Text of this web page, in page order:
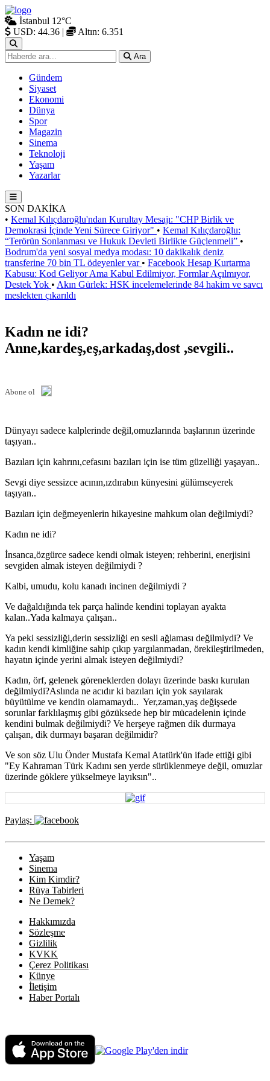
İstanbul 12°C
USD: 44.36 | Altın: 6.351
Ara
Gündem
Siyaset
Ekonomi
Dünya
Spor
Magazin
Sinema
Teknoloji
Yaşam
Yazarlar
SON DAKİKA
• Kemal Kılıçdaroğlu'ndan Kurultay Mesajı: "CHP Birlik ve
Demokrasi İçinde Yeni Sürece Giriyor" • Kemal Kılıçdaroğlu:
“Terörün Sonlanması ve Hukuk Devleti Birlikte Güçlenmeli” •
Bodrum'da yeni sosyal medya modası: 10 dakikalık deniz
transferine 70 bin TL ödeyenler var • Facebook Hesap Kurtarma
Kabusu: Kod Geliyor Ama Kabul Edilmiyor, Formlar Açılmıyor,
Destek Yok • Akın Gürlek: HSK incelemelerinde 84 hakim ve savcı
meslekten çıkarıldı
Kadın ne idi?
Anne,kardeş,eş,arkadaş,dost ,sevgili..
Abone ol
Dünyayı sadece kalplerinde değil,omuzlarında başlarının üzerinde
taşıyan..
Bazıları için kahrını,cefasını bazıları için ise tüm güzelliği yaşayan..
Sevgi diye sessizce acının,ızdırabın künyesini gülümseyerek
taşıyan..
Bazıları için değmeyenlerin hikayesine mahkum olan değilmiydi?
Kadın ne idi?
İnsanca,özgürce sadece kendi olmak isteyen; rehberini, enerjisini
sevgiden almak isteyen değilmiydi ?
Kalbi, umudu, kolu kanadı incinen değilmiydi ?
Ve dağaldığında tek parça halinde kendini toplayan ayakta
kalan..Yada kalmaya çalışan..
Ya peki sessizliği,derin sessizliği en sesli ağlaması değilmiydi? Ve
kadın kendi kimliğine sahip çıkıp yargılanmadan, örekileştirilmeden,
hayatın içinde yerini almak isteyen değilmiydi?
Kadın, örf, gelenek göreneklerden dolayı ūzerinde baskı kurulan
değilmiydi?Aslında ne acıdır ki bazıları için yok sayılarak
büyütülme ve kendin olamamaydı.. Yer,zaman,yaş değişsede
sorunlar farklılaşmış gibi gözüksede hep bir mücadelenin içinde
kendini bulmak değilmiydi? Ve herşeye rağmen dik durmaya
çalışan, dik durmayı başaran değilmidir?
Ve son söz Ulu Önder Mustafa Kemal Atatürk'ün ifade ettiği gibi
"Ey Kahraman Türk Kadını sen yerde sürüklenmeye değil, omuzlar
üzerinde göklere yükselmeye layıksın"..
Paylaş:
Yaşam
Sinema
Kim Kimdir?
Rüya Tabirleri
Ne Demek?
Hakkımızda
Sözleşme
Gizlilik
KVKK
Çerez Politikası
Künye
İletişim
Haber Portalı